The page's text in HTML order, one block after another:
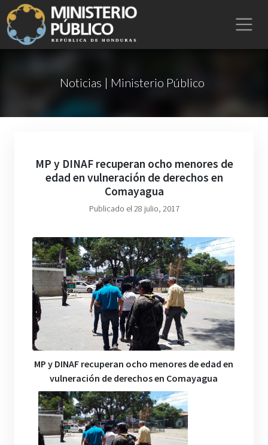
Noticias | Ministerio Público
MP y DINAF recuperan ocho menores de
edad en vulneración de derechos en
Comayagua
Publicado el 28 julio, 2017
MP y DINAF recuperan ocho menores de edad en
vulneración de derechos en Comayagua